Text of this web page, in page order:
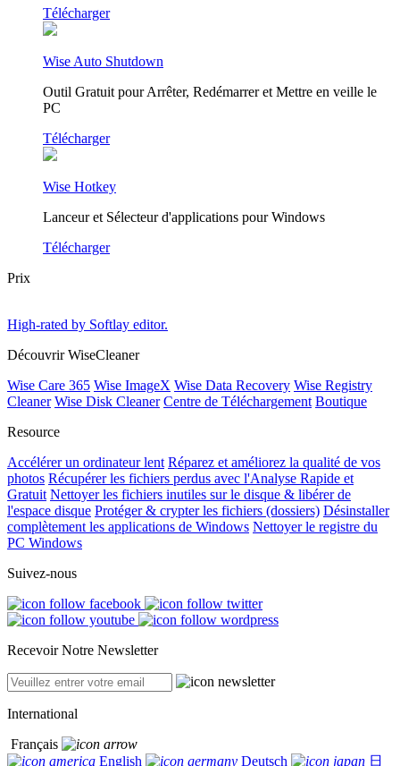
Télécharger
Wise Auto Shutdown
Outil Gratuit pour Arrêter, Redémarrer et Mettre en veille le
PC
Télécharger
Wise Hotkey
Lanceur et Sélecteur d'applications pour Windows
Télécharger
Prix
High-rated by Softlay editor.
Découvrir WiseCleaner
Wise Care 365 Wise ImageX Wise Data Recovery Wise Registry
Cleaner Wise Disk Cleaner Centre de Téléchargement Boutique
Resource
Accélérer un ordinateur lent Réparez et améliorez la qualité de vos
photos Récupérer les fichiers perdus avec l'Analyse Rapide et
Gratuit Nettoyer les fichiers inutiles sur le disque & libérer de
l'espace disque Protéger & crypter les fichiers (dossiers) Désinstaller
complètement les applications de Windows Nettoyer le registre du
PC Windows
Suivez-nous
Recevoir Notre Newsletter
International
Français
English
Deutsch 日